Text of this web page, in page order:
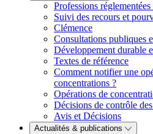
Professions
Suivi des recours et
Clémence
Consultations publiques
Développement durable
Textes de référence
Comment notifier une
concentrations ?
Opérations de
Décisions de contrôle
Avis et Décisions
Actualités & publications